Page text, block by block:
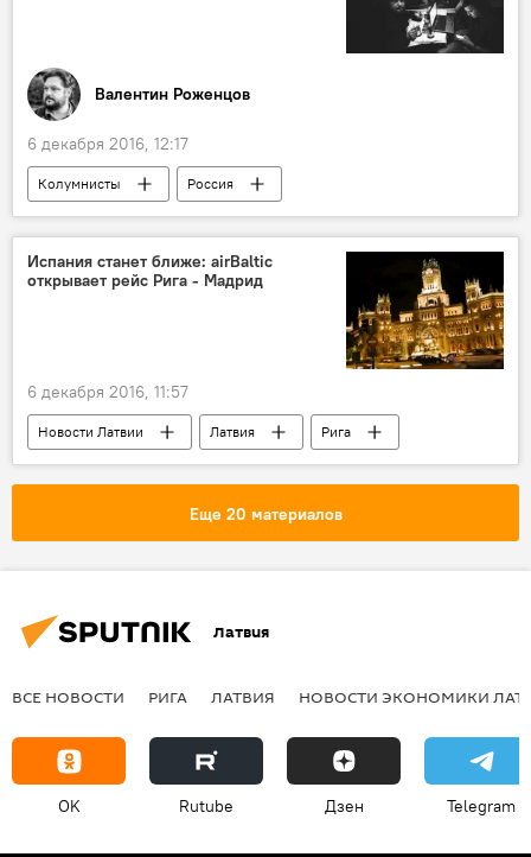
Валентин Роженцов
6 декабря 2016, 12:17
Колумнисты
Россия
Наивные путешественники
Испания станет ближе: airBaltic
открывает рейс Рига - Мадрид
6 декабря 2016, 11:57
Новости Латвии Латвия
Рига
Мадрид
airBaltic
Еще 20 материалов
Латвия
ВСЕ НОВОСТИ РИГА ЛАТВИЯ НОВОСТИ ЭКОНОМИКИ
OK Rutube Дзен Telegram